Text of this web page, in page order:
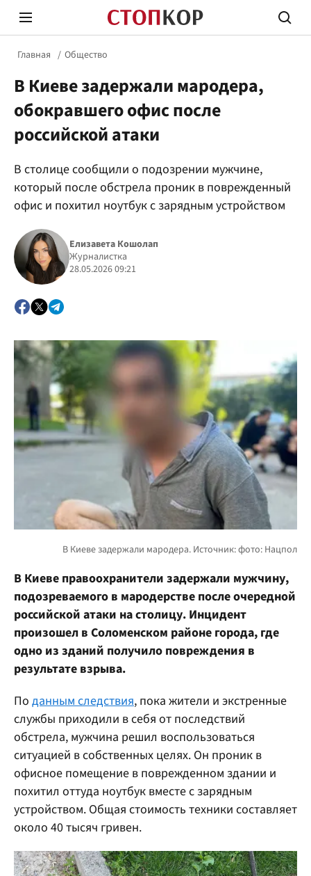
Политика
Главная Общество
В Киеве задержали мародера,
обокравшего офис после
российской атаки
В столице сообщили о подозрении мужчине,
который после обстрела проник в поврежденный
офис и похитил ноутбук с зарядным устройством
Елизавета Кошолап
Журналистка
28.05.2026 09:21
В Киеве правоохранители задержали мужчину,
подозреваемого в мародерстве после очередной
российской атаки на столицу. Инцидент
произошел в Соломенском районе города, где
одно из зданий получило повреждения в
результате взрыва.
По данным следствия, пока жители и экстренные
службы приходили в себя от последствий
обстрела, мужчина решил воспользоваться
ситуацией в собственных целях. Он проник в
офисное помещение в поврежденном здании и
похитил оттуда ноутбук вместе с зарядным
устройством. Общая стоимость техники составляет
около 40 тысяч гривен.